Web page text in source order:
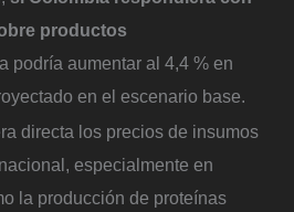
productos
podría aumentar al 4,4 % en
en el escenario base.
directa los precios de insumos
especialmente en
la producción de proteínas